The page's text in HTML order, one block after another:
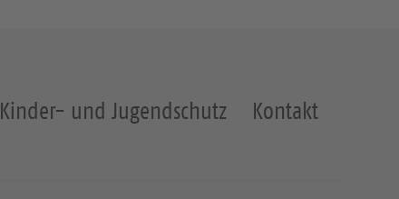
Kinder- und Jugendschutz Kontakt